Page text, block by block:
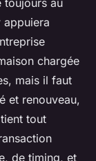
appuiera
chargée
mais il faut
et renouveau,
tout
de timing, et